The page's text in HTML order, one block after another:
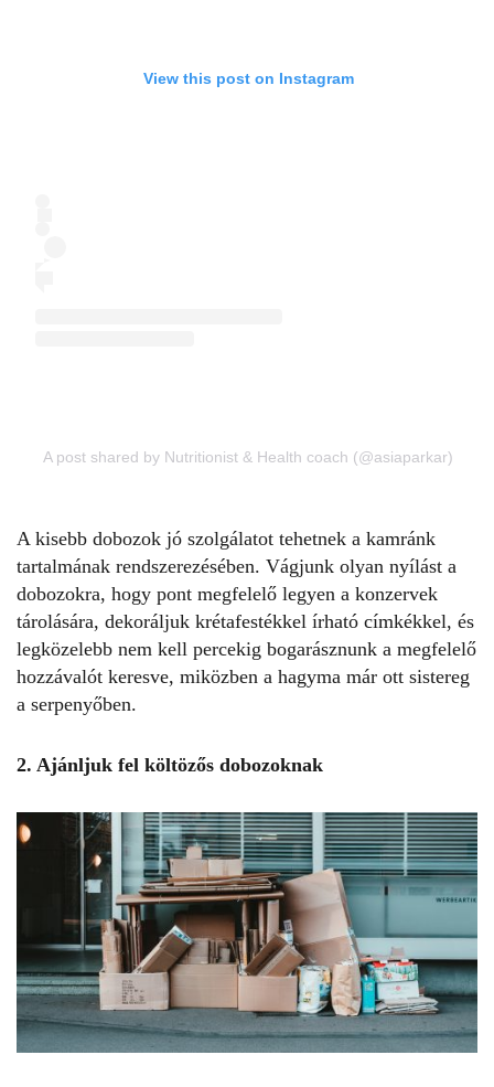
View this post on Instagram
A post shared by Nutritionist & Health coach (@asiaparkar)
A kisebb dobozok jó szolgálatot tehetnek a kamránk
tartalmának rendszerezésében. Vágjunk olyan nyílást a
dobozokra, hogy pont megfelelő legyen a konzervek
tárolására, dekoráljuk krétafestékkel írható címkékkel, és
legközelebb nem kell percekig bogarásznunk a megfelelő
hozzávalót keresve, miközben a hagyma már ott sistereg
a serpenyőben.
2. Ajánljuk fel költözős dobozoknak